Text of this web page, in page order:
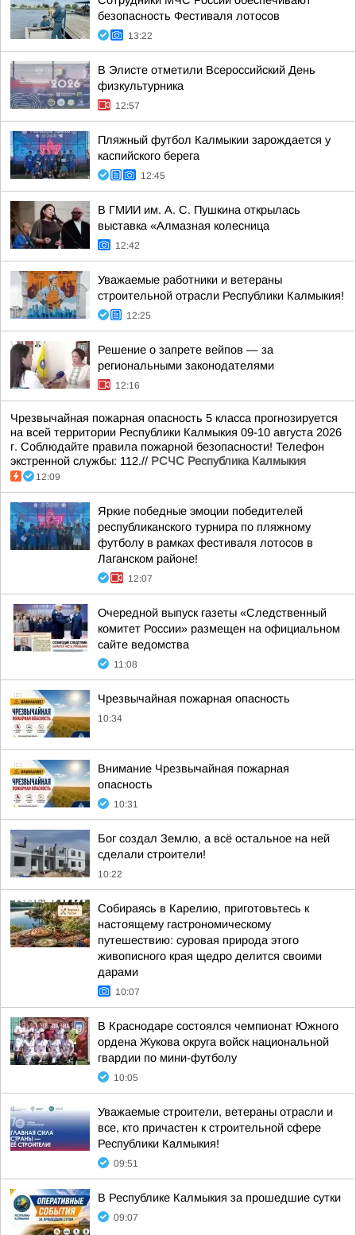
безопасность Фестиваля лотосов
13:22
В Элисте отметили Всероссийский День
физкультурника
12:57
Пляжный футбол Калмыкии зарождается у
каспийского берега
12:45
В ГМИИ им. А. С. Пушкина открылась
выставка «Алмазная колесница
12:42
Уважаемые работники и ветераны
строительной отрасли Республики Калмыкия!
12:25
Решение о запрете вейпов — за
региональными законодателями
12:16
Чрезвычайная пожарная опасность 5 класса прогнозируется
на всей территории Республики Калмыкия 09-10 августа 2026
г. Соблюдайте правила пожарной безопасности! Телефон
экстренной службы: 112.// РСЧС Республика Калмыкия
12:09
Яркие победные эмоции победителей
республиканского турнира по пляжному
футболу в рамках фестиваля лотосов в
Лаганском районе!
12:07
Очередной выпуск газеты «Следственный
комитет России» размещен на официальном
сайте ведомства
11:08
Чрезвычайная пожарная опасность
10:34
Внимание Чрезвычайная пожарная
опасность
10:31
Бог создал Землю, а всё остальное на ней
сделали строители!
10:22
Собираясь в Карелию, приготовьтесь к
настоящему гастрономическому
путешествию: суровая природа этого
живописного края щедро делится своими
дарами
10:07
В Краснодаре состоялся чемпионат Южного
ордена Жукова округа войск национальной
гвардии по мини-футболу
10:05
Уважаемые строители, ветераны отрасли и
все, кто причастен к строительной сфере
Республики Калмыкия!
09:51
В Республике Калмыкия за прошедшие сутки
09:07